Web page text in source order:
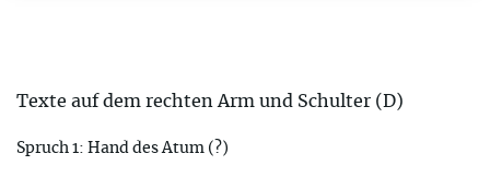
denn die Hand des Horus liegt auf ihm mit Leben, Heil und
Texte auf dem rechten Arm und Schulter (D)
Spruch 1: Hand des Atum (?)